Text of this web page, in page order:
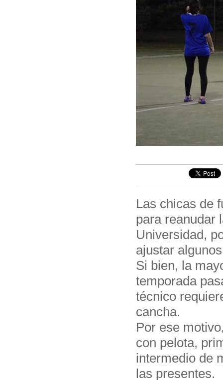
Las chicas de
para reanudar
Universidad,
ajustar
Si bien, la
temporada
técnico
cancha.
Por ese
con pelota,
intermedio de
las presentes.